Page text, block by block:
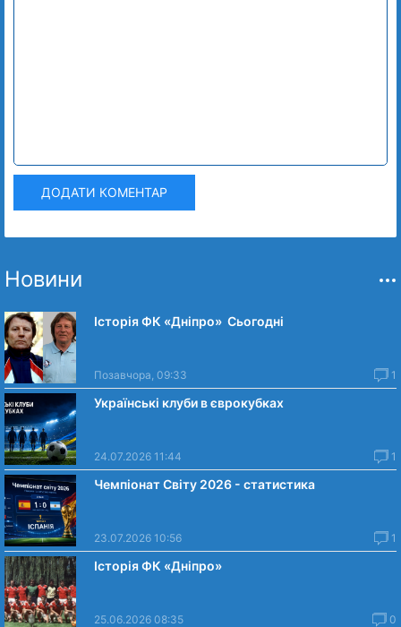
ДОДАТИ КОМЕНТАР
Новини
Історія ФК «Дніпро» Сьогодні
Позавчора, 09:33 1
Українські клуби в єврокубках
24.07.2026 11:44 1
Чемпіонат Світу 2026 - статистика
23.07.2026 10:56 1
Історія ФК «Дніпро»
25.06.2026 08:35 0